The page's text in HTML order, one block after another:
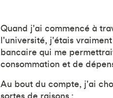
Quand j'ai commencé à
l'université, j'étais
bancaire qui me
consommation et de
Au bout du compte, j'ai